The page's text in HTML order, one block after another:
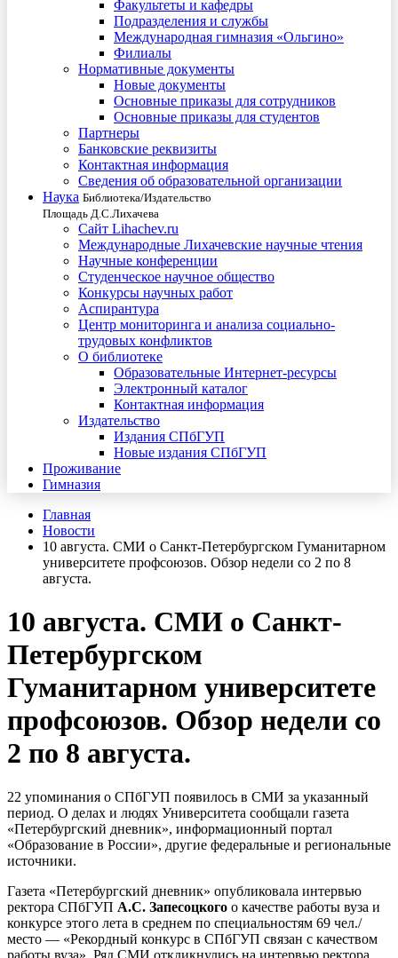
Факультеты и кафедры
Подразделения и службы
Международная гимназия «Ольгино»
Филиалы
Нормативные документы
Новые документы
Основные приказы для сотрудников
Основные приказы для студентов
Партнеры
Банковские реквизиты
Контактная информация
Сведения об образовательной организации
Наука Библиотека/Издательство
Площадь Д.С.Лихачева
Сайт Lihachev.ru
Международные Лихачевские научные чтения
Научные конференции
Студенческое научное общество
Конкурсы научных работ
Аспирантура
Центр мониторинга и анализа социально-
трудовых конфликтов
О библиотеке
Образовательные Интернет-ресурсы
Электронный каталог
Контактная информация
Издательство
Издания СПбГУП
Новые издания СПбГУП
Проживание
Гимназия
Главная
Новости
10 августа. СМИ о Санкт-Петербургском Гуманитарном
университете профсоюзов. Обзор недели со 2 по 8
августа.
10 августа. СМИ о Санкт-
Петербургском
Гуманитарном университете
профсоюзов. Обзор недели со
2 по 8 августа.
22 упоминания о СПбГУП появилось в СМИ за указанный
период. О делах и людях Университета сообщали газета
«Петербургский дневник», информационный портал
«Образование в России», другие федеральные и региональные
источники.
Газета «Петербургский дневник» опубликовала интервью
ректора СПбГУП А.С. Запесоцкого о качестве работы вуза и
конкурсе этого лета в среднем по специальностям 69 чел./
место — «Рекордный конкурс в СПбГУП связан с качеством
работы вуза». Ряд СМИ откликнулись на интервью ректора